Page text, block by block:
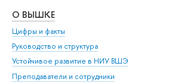
О ВЫШКЕ
Цифры и факты
Руководство и структура
Устойчивое развитие в НИУ ВШЭ
Преподаватели и сотрудники